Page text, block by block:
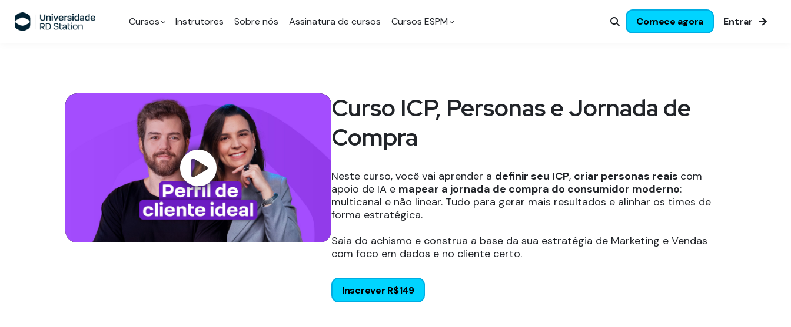
Cursos Instrutores Sobre nós Assinatura de cursos Cursos ESPM Comece agora Entrar
Curso ICP, Personas e Jornada de
Compra
Neste curso, você vai aprender a definir seu ICP, criar personas reais com
apoio de IA e mapear a jornada de compra do consumidor moderno:
multicanal e não linear. Tudo para gerar mais resultados e alinhar os times de
forma estratégica.
Saia do achismo e construa a base da sua estratégia de Marketing e Vendas
com foco em dados e no cliente certo.
Inscrever R$149